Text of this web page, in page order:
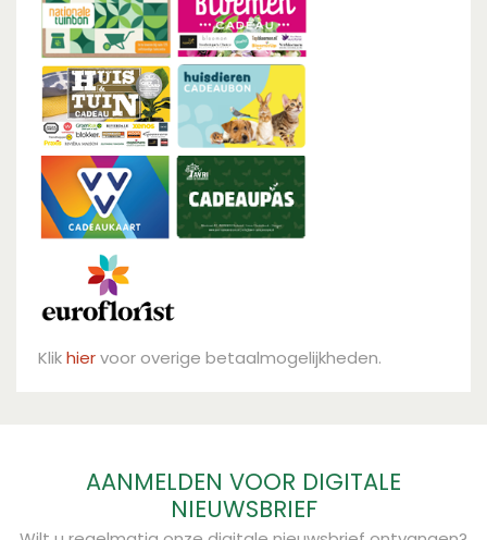
Klikhiervoor overige betaalmogelijkheden.
AANMELDEN VOOR DIGITALE
NIEUWSBRIEF